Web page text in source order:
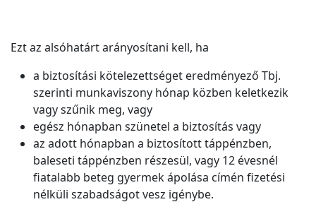
Ezt az alsóhatárt arányosítani kell, ha
a biztosítási kötelezettséget eredményező Tbj.
szerinti munkaviszony hónap közben keletkezik
vagy szűnik meg, vagy
egész hónapban szünetel a biztosítás vagy
az adott hónapban a biztosított táppénzben,
baleseti táppénzben részesül, vagy 12 évesnél
fiatalabb beteg gyermek ápolása címén fizetési
nélküli szabadságot vesz igénybe.